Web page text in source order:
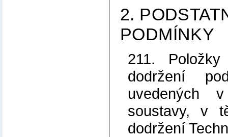
2.
PODMÍNKY
211.
dodržení
uvedených
soustavy, v
dodržení